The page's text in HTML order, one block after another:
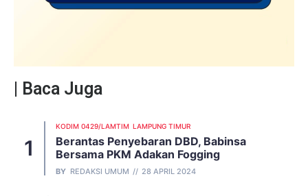
| Baca Juga
KODIM 0429/LAMTIM LAMPUNG TIMUR
Berantas Penyebaran DBD, Babinsa
Bersama PKM Adakan Fogging
BY REDAKSI UMUM 28 APRIL 2024